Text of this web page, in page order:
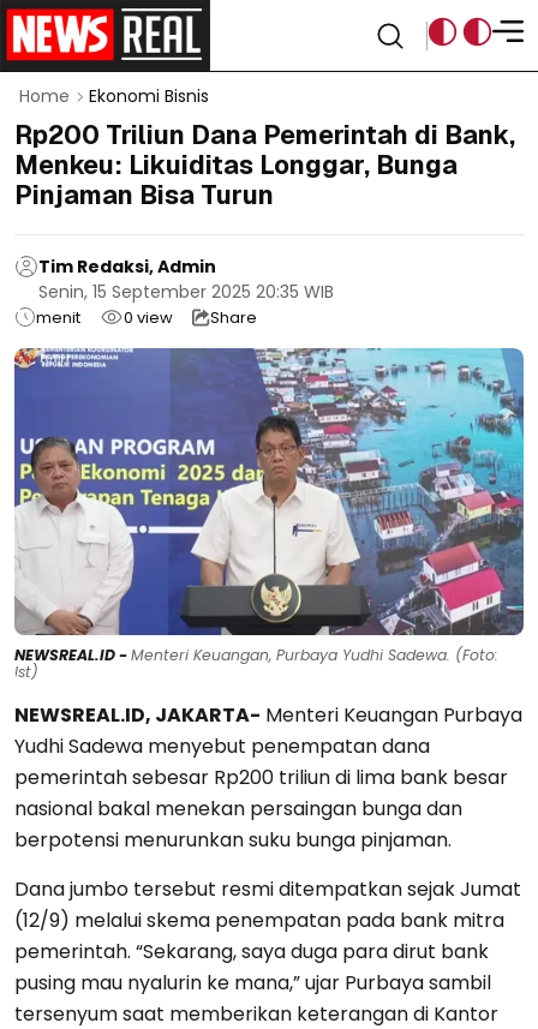
Home Ekonomi Bisnis
Rp200 Triliun Dana Pemerintah di Bank,
Menkeu: Likuiditas Longgar, Bunga
Pinjaman Bisa Turun
Tim Redaksi, Admin
Senin, 15 September 2025 20:35 WIB
menit 0 view Share
NEWSREAL.ID -Menteri Keuangan, Purbaya Yudhi Sadewa. (Foto:
Ist)
NEWSREAL.ID, JAKARTA- Menteri Keuangan Purbaya
Yudhi Sadewa menyebut penempatan dana
pemerintah sebesar Rp200 triliun di lima bank besar
nasional bakal menekan persaingan bunga dan
berpotensi menurunkan suku bunga pinjaman.
Dana jumbo tersebut resmi ditempatkan sejak Jumat
(12/9) melalui skema penempatan pada bank mitra
pemerintah. “Sekarang, saya duga para dirut bank
pusing mau nyalurin ke mana,” ujar Purbaya sambil
tersenyum saat memberikan keterangan di Kantor